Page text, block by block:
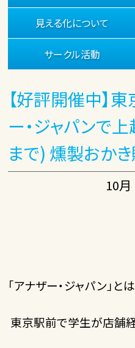
見える化について
サークル活動
【好評開催中】
ー・ジャパンで
まで) 燻製おか
10
「アナザー・ジャパン」と
東京駅前で学生が店舗